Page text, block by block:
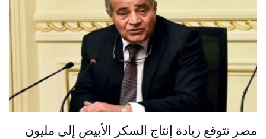
مصر تتوقع زيادة إنتاج السكر الأبيض إلى مليون